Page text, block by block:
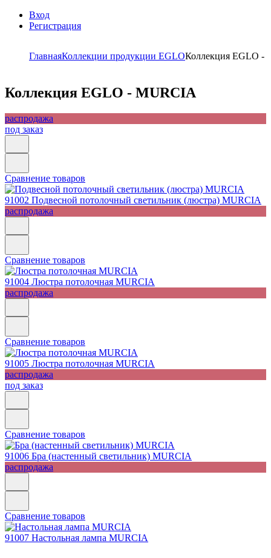
Вход
Регистрация
ГлавнаяКоллекции продукции EGLOКоллекция EGLO -
Коллекция EGLO - MURCIA
распродажа
под заказ
Сравнение товаров
91002 Подвесной потолочный светильник (люстра) MURCIA
распродажа
Сравнение товаров
91004 Люстра потолочная MURCIA
распродажа
Сравнение товаров
91005 Люстра потолочная MURCIA
распродажа
под заказ
Сравнение товаров
91006 Бра (настенный светильник) MURCIA
распродажа
Сравнение товаров
91007 Настольная лампа MURCIA